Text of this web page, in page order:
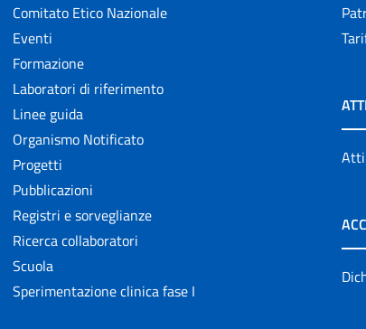
Comitato Etico Nazionale
Eventi
Formazione
Laboratori di riferimento
Linee guida
Organismo Notificato
Progetti
Pubblicazioni
Registri e sorveglianze
Ricerca collaboratori
Scuola
Sperimentazione clinica fase I
Atti